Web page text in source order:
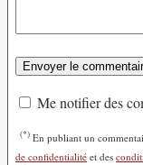
Me notifier des
(*) En publiant un
de confidentialité et des